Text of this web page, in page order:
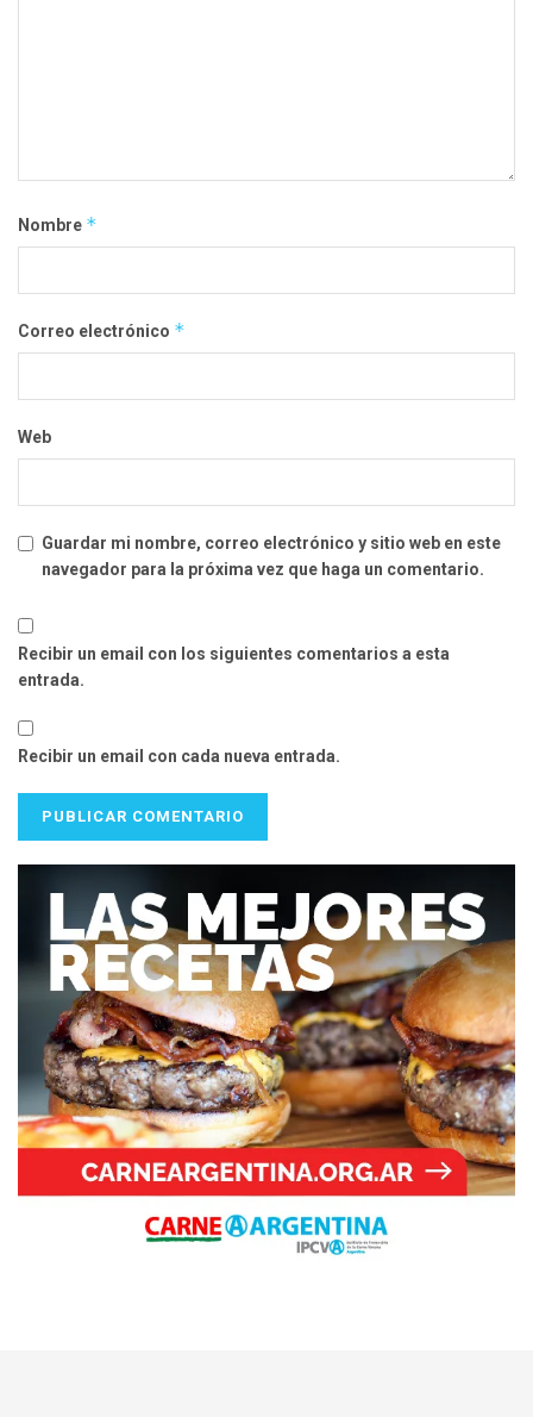
Nombre *
Correo electrónico *
Web
Guardar mi nombre, correo electrónico y sitio web en este
navegador para la próxima vez que haga un comentario.
Recibir un email con los siguientes comentarios a esta
entrada.
Recibir un email con cada nueva entrada.